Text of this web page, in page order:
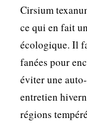
Cirsium
ce qui en fait
écologique. Il
fanées pour
éviter une
entretien
régions